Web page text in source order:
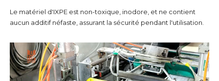
Le matériel d'IXPE est non-toxique, inodore, et ne contient
aucun additif néfaste, assurant la sécurité pendant l'utilisation.